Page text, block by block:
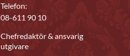
Telefon:
08-611 90 10
Chefredaktör & ansvarig
utgivare